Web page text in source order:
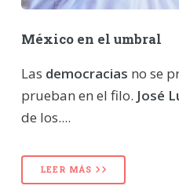
México en el umbral
Las democracias no se
prueban en el filo. José
de los....
LEER MÁS